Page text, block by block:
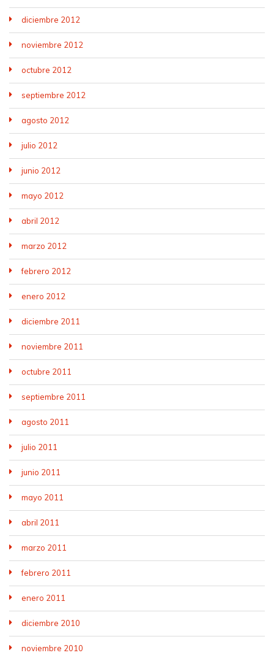
diciembre 2012
noviembre 2012
octubre 2012
septiembre 2012
agosto 2012
julio 2012
junio 2012
mayo 2012
abril 2012
marzo 2012
febrero 2012
enero 2012
diciembre 2011
noviembre 2011
octubre 2011
septiembre 2011
agosto 2011
julio 2011
junio 2011
mayo 2011
abril 2011
marzo 2011
febrero 2011
enero 2011
diciembre 2010
noviembre 2010